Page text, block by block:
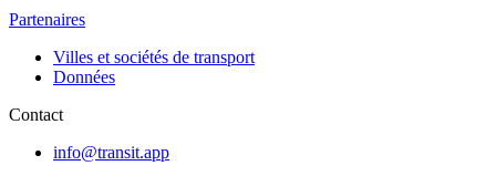
Partenaires
Villes et sociétés de transport
Données
Contact
info@transit.app